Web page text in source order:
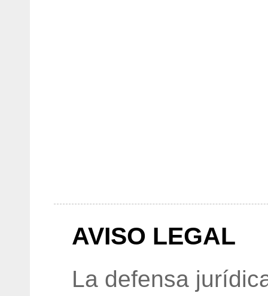
AVISO LEGAL
La defensa